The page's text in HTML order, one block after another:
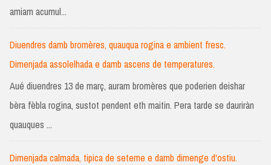
amiam acumul...
Diuendres damb bromères, quauqua rogina e ambient fresc.
Dimenjada assolelhada e damb ascens de temperatures.
Aué diuendres 13 de març, auram bromères que poderien deishar
bèra fèbla rogina, sustot pendent eth maitin. Pera tarde se dauriràn
quauques ...
Dimenjada calmada, tipica de seteme e damb dimenge d'ostiu.